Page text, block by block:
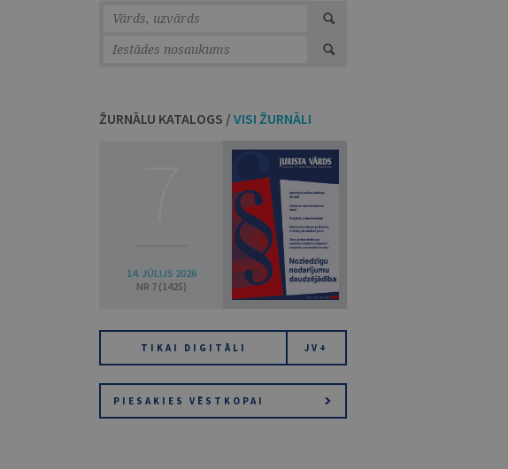
ŽURNĀLU KATALOGS / VISI ŽURNĀLI
14. JŪLIJS 2026
NR 7 (1425)
TIKAI DIGITĀLI JV+
PIESAKIES VĒSTKOPAI